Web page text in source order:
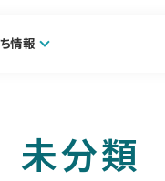
情報
未分類